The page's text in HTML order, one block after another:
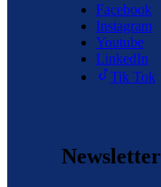
Facebook
Instagram
Youtube
LinkedIn
Tik Tok
Newsletter